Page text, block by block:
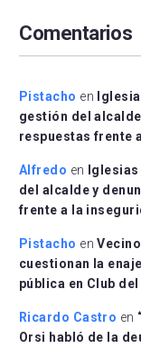
Comentarios
Pistacho en
gestión del
respuestas frente
Alfredo en
del alcalde y
frente a la
Pistacho en
cuestionan la
pública en Club del
Ricardo Castro en
Orsi habló de la